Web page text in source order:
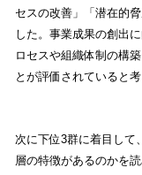
セスの改善」「潜在的
した。事業成果の創出
ロセスや組織体制の構
とが評価されていると考
次に下位3群に着目して
層の特徴があるのかを